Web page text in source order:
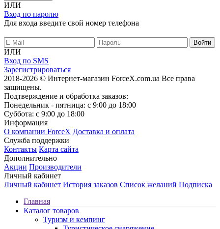
ИЛИ
Вход по паролю
Для входа введите свой номер телефона
ИЛИ
Вход по SMS
Зарегистрироваться
2018-2026 © Интернет-магазин ForceX.com.ua Все права
защищены.
Подтверждение и обработка заказов:
Понедельник - пятница: с 9:00 до 18:00
Суббота: с 9:00 до 18:00
Информация
О компании ForceX Доставка и оплата
Служба поддержки
Контакты Карта сайта
Дополнительно
Акции Производители
Личный кабинет
Личный кабинет История заказов Список желаний Подписка
Главная
Каталог товаров
Туризм и кемпинг